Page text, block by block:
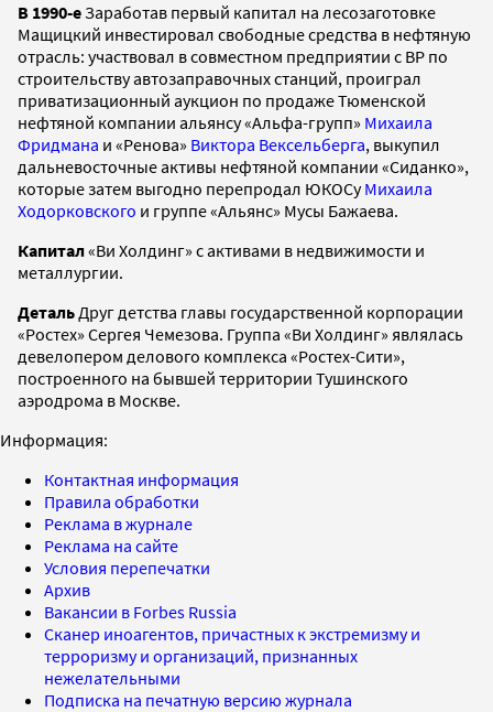
В 1990-еЗаработав первый капитал на лесозаготовке
Мащицкий инвестировал свободные средства в нефтяную
отрасль: участвовал в совместном предприятии с BP по
строительству автозаправочных станций, проиграл
приватизационный аукцион по продаже Тюменской
нефтяной компании альянсу «Альфа-групп» Михаила
Фридмана и «Ренова» Виктора Вексельберга, выкупил
дальневосточные активы нефтяной компании «Сиданко»,
которые затем выгодно перепродал ЮКОСуМихаила
Ходорковского и группе «Альянс» Мусы Бажаева.
Капитал«Ви Холдинг» с активами в недвижимости и
металлургии.
ДетальДруг детства главы государственной корпорации
«Ростех» Сергея Чемезова. Группа «Ви Холдинг» являлась
девелопером делового комплекса «Ростех-Сити»,
построенного на бывшей территории Тушинского
аэродрома в Москве.
Информация:
Контактная информация
Правила обработки
Реклама в журнале
Реклама на сайте
Условия перепечатки
Архив
Вакансии в Forbes Russia
Сканер иноагентов, причастных к экстремизму и
терроризму и организаций, признанных
нежелательными
Подписка на печатную версию журнала